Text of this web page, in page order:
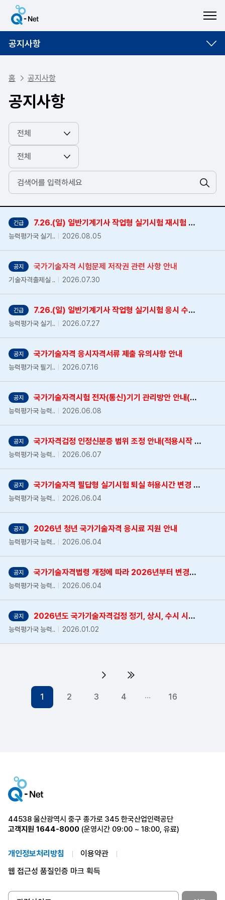
공지사항
홈 공지사항
공지사항
검색
긴급 7.26.(일) 일반기계기사 작업형 실기시험 재시험 종료 알림
능력평가국 실기.. 2026.08.05
공지 국가기술자격 시험문제 저작권 관련 사항 안내
기술자격출제실 .. 2026.07.30
긴급 7.26.(일) 일반기계기사 작업형 실기시험 응시 수험자 대상 재시험 안내
능력평가국 실기.. 2026.07.27
공지 국가기술자격 응시자격서류 제출 유의사항 안내
능력평가국 필기.. 2026.07.16
공지 국가기술자격시험 전자(통신)기기 관리방안 안내(스마트 안경 포함)
능력평가국 능력.. 2026.06.08
공지 국가자격검정 인정신분증 범위 조정 안내(적용시작 2026.3.14.~)
능력평가국 능력.. 2026.06.07
공지 국가기술자격 필답형 실기시험 퇴실 허용시간 변경 알림
능력평가국 능력.. 2026.06.04
공지 2026년 청년 국가기술자격 응시료 지원 안내
능력평가국 능력.. 2026.06.04
공지 국가기술자격법령 개정에 따라 2026년부터 변경되는 자격종목 안내
능력평가국 능력.. 2026.06.04
공지 2026년도 국가기술자격검정 정기, 상시, 수시 시행계획 공고
능력평가국 능력.. 2026.01.02
1 2 3 4 16
다음 페이지다음4페이지
44538 울산광역시 중구 종가로 345 한국산업인력공단
고객지원 1644-8000 (운영시간 09:00 ~ 18:00, 유료)
개인정보처리방침
이용약관
웹 접근성 품질인증 마크 획득